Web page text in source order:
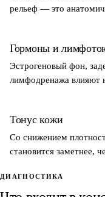
рельеф — это
Гормоны и
Эстрогеновый фон,
лимфодренажа влияют
Тонус кожи
Со снижением
становится заметнее,
ДИАГНОСТИКА